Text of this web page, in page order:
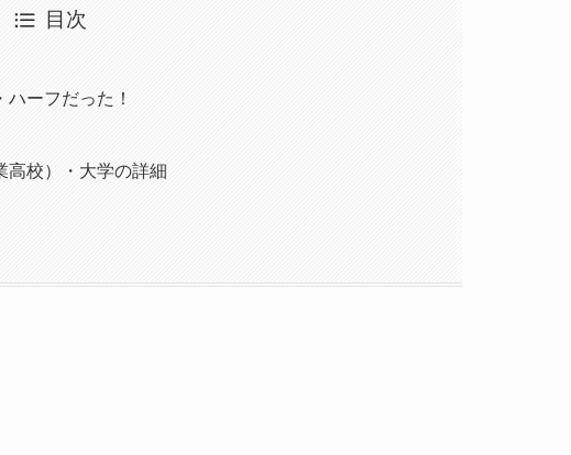
目次
ーフだった！
高校）・大学の詳細